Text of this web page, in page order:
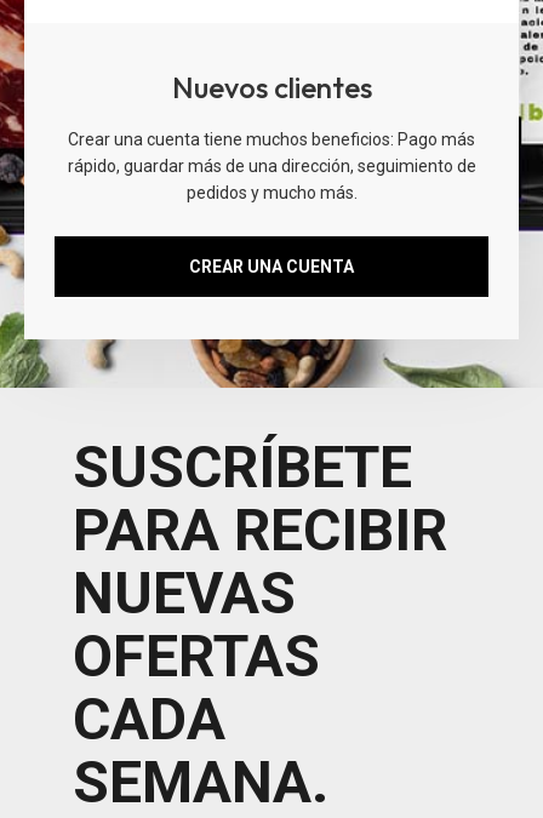
Nuevos clientes
Crear una cuenta tiene muchos beneficios: Pago más
rápido, guardar más de una dirección, seguimiento de
pedidos y mucho más.
CREAR UNA CUENTA
SUSCRÍBETE
PARA RECIBIR
NUEVAS
OFERTAS
CADA
SEMANA.